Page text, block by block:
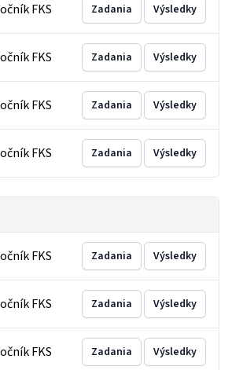
FKS Zadania Výsledky
FKS Zadania Výsledky
FKS Zadania Výsledky
FKS Zadania Výsledky
FKS Zadania Výsledky
FKS Zadania Výsledky
FKS Zadania Výsledky